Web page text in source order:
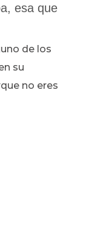
esa que
de los
su
no eres